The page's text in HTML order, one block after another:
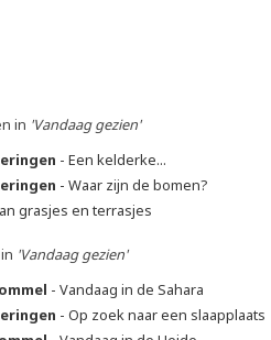
in 'Vandaag gezien'
- Een kelderke...
- Waar zijn de bomen?
grasjes en terrasjes
'Vandaag gezien'
- Vandaag in de Sahara
- Op zoek naar een slaapplaats